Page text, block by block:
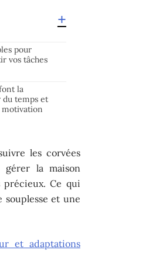
pour
vos tâches
la
temps et
motivation
les corvées
gérer la maison
Ce qui
et une
et adaptations